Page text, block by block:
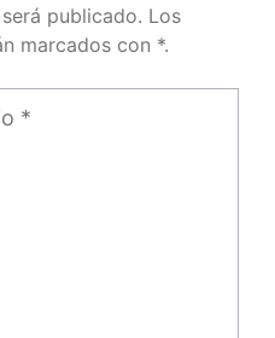
publicado. Los
marcados con *.